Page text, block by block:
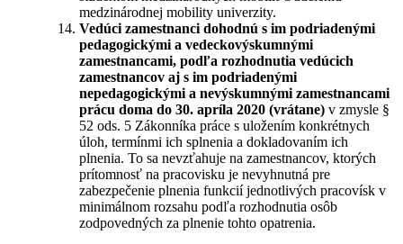
medzinárodnej mobility univerzity.
Vedúci zamestnanci dohodnú s im podriadenými
pedagogickými a vedeckovýskumnými
zamestnancami, podľa rozhodnutia vedúcich
zamestnancov aj s im podriadenými
nepedagogickými a nevýskumnými zamestnancami
prácu doma do 30. apríla 2020 (vrátane) v zmysle §
52 ods. 5 Zákonníka práce s uložením konkrétnych
úloh, termínmi ich splnenia a dokladovaním ich
plnenia. To sa nevzťahuje na zamestnancov, ktorých
prítomnosť na pracovisku je nevyhnutná pre
zabezpečenie plnenia funkcií jednotlivých pracovísk v
minimálnom rozsahu podľa rozhodnutia osôb
zodpovedných za plnenie tohto opatrenia.